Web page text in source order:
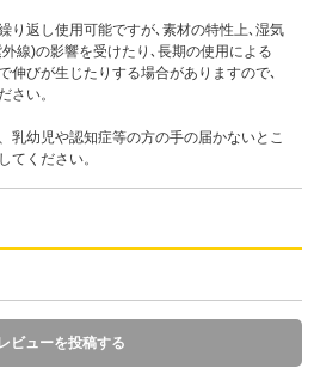
り返し使用可能ですが､素材の特性上､湿気
線)の影響を受けたり､長期の使用による
伸びが生じたりする場合がありますので､
さい。
乳幼児や認知症等の方の手の届かないとこ
てください。
ビューを投稿する